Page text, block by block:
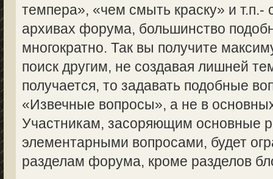
темпера», «чем смыть краску» и т.п.-
архивах форума, большинство
многократно. Так вы получите
поиск другим, не создавая лишней
получается, то задавать подобные
«Извечные вопросы», а не в
Участникам, засоряющим основные
элементарными вопросами, будет
разделам форума, кроме разделов